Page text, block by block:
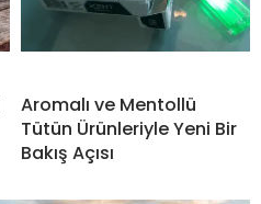
Aromalı ve Mentollü
Tütün Ürünleriyle Yeni Bir
Bakış Açısı